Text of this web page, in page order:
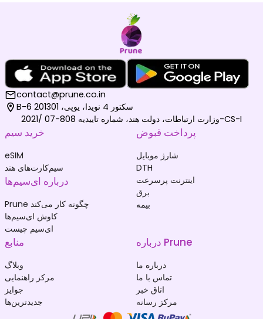
contact@prune.co.in
B-6 سکتور 4 نویدا، یوپی، 201301
وزارت ارتباطات، دولت هند، شماره تاییدیه 808-07 /2021-CS-I
خرید سیم
eSIM
سیم‌کارت‌های هند
درباره ای‌سیم‌ها
Prune چگونه کار می‌کند
کاوش ای‌سیم‌ها
ای‌سیم چیست
پرداخت قبوض
شارژ موبایل
DTH
اینترنت پرسرعت
برق
بیمه
منابع
وبلاگ
مرکز راهنمایی
جوایز
جدیدترین‌ها
درباره Prune
درباره ما
تماس با ما
اتاق خبر
مرکز رسانه